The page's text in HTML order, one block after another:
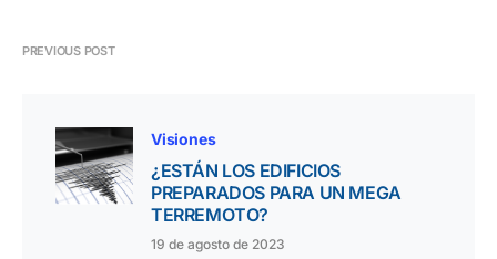
PREVIOUS POST
Visiones
¿ESTÁN LOS EDIFICIOS
PREPARADOS PARA UN MEGA
TERREMOTO?
19 de agosto de 2023